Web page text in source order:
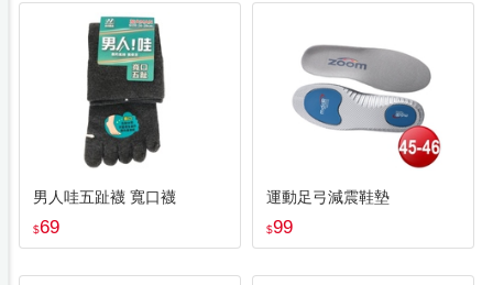
男人哇五趾襪 寬口襪
$69
運動足弓減震鞋墊
$99